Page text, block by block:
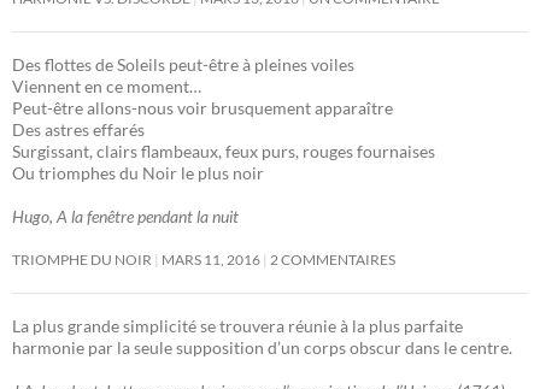
Des flottes de Soleils peut-être à pleines voiles
Viennent en ce moment…
Peut-être allons-nous voir brusquement apparaître
Des astres effarés
Surgissant, clairs flambeaux, feux purs, rouges fournaises
Ou triomphes du Noir le plus noir
Hugo, A la fenêtre pendant la nuit
TRIOMPHE DU NOIR MARS 11, 2016 2 COMMENTAIRES
La plus grande simplicité se trouvera réunie à la plus parfaite
harmonie par la seule supposition d’un corps obscur dans le centre.